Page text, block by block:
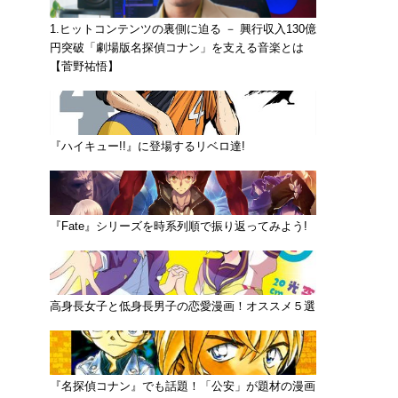
1.ヒットコンテンツの裏側に迫る － 興行収入130億
円突破「劇場版名探偵コナン」を支える音楽とは
【菅野祐悟】
『ハイキュー!!』に登場するリベロ達!
『Fate』シリーズを時系列順で振り返ってみよう!
高身長女子と低身長男子の恋愛漫画！オススメ５選
『名探偵コナン』でも話題！「公安」が題材の漫画